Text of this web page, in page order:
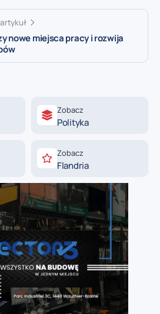
nowe miejsca pracy i rozwija
Zobacz
Polityka
Zobacz
Flandria